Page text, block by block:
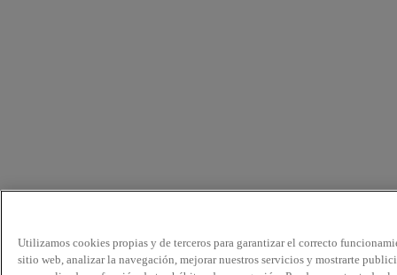
Utilizamos cookies propias y de terceros para garantizar el correcto
sitio web, analizar la navegación, mejorar nuestros servicios y mostrarte